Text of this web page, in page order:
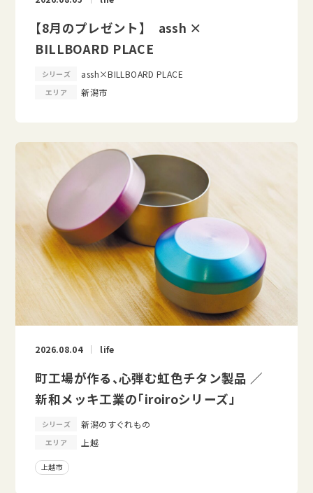
【8月のプレゼント】 assh ×
BILLBOARD PLACE
シリーズ assh×BILLBOARD PLACE
エリア 新潟市
2026.08.04 life
町工場が作る、心弾む虹色チタン製品 ／
新和メッキ工業の「iroiroシリーズ」
シリーズ 新潟のすぐれもの
エリア 上越
上越市